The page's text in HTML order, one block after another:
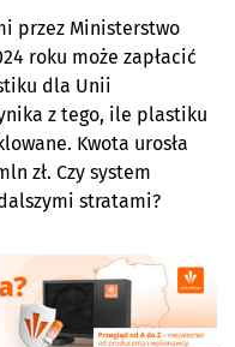
przez Ministerstwo
roku może zapłacić
dla Unii
z tego, ile plastiku
Kwota urosła
zł. Czy system
stratami?